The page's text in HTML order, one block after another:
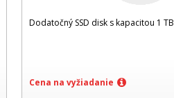
Dodatočný SSD disk s kapacitou 1 TB
Cena na vyžiadanie